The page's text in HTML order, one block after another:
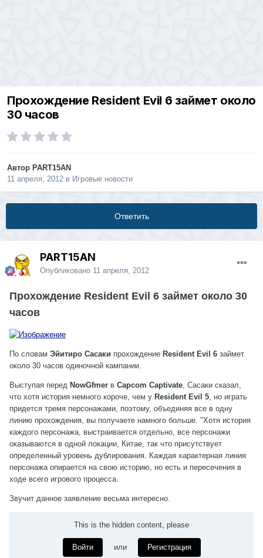
Прохождение Resident Evil 6 займет около
30 часов
Автор PART15AN
11 апреля, 2012 в Игровые новости
Ответить
PART15AN
Опубликовано 11 апреля, 2012
Прохождение Resident Evil 6 займет около 30
часов
По словам Эйитиро Сасаки прохождение Resident Evil 6 займет
около 30 часов одиночной кампании.
Выступая перед NowGfmer в Capcom Captivate , Сасаки сказал,
что хотя история немного короче, чем у Resident Evil 5 , но играть
придется тремя персонажами, поэтому, объединяя все в одну
линию прохождения, вы получаете намного больше. "Хотя история
каждого персонажа, выстраивается отдельно, все персонажи
оказываются в одной локации, Китае, так что присутствует
определенный уровень дублирования. Каждая характерная линия
персонажа опирается на свою историю, но есть и пересечения в
ходе всего игрового процесса.
Звучит данное заявление весьма интересно.
This is the hidden content, please
Войти или Регистрация